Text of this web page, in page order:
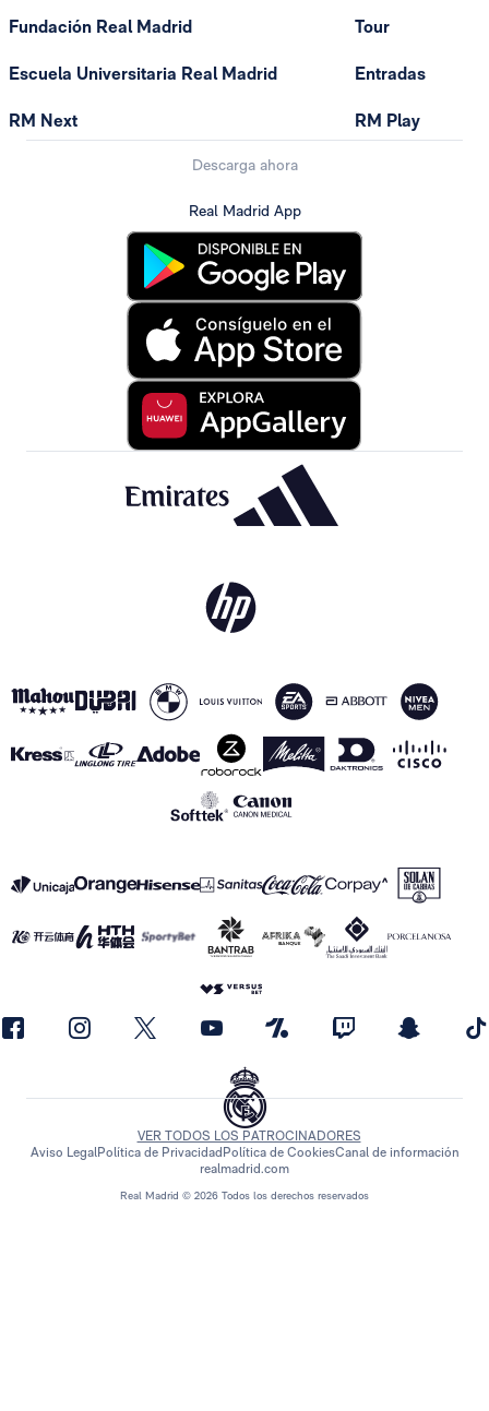
Fundación Real Madrid
Escuela Universitaria Real Madrid
RM Next
Tour
Entradas
RM Play
Descarga ahora
Real Madrid App
Real Madrid © 2026 Todos los derechos reservados
VER TODOS LOS PATROCINADORES
Aviso LegalPolítica de Privacidad Política de CookiesCanal de información
realmadrid.com